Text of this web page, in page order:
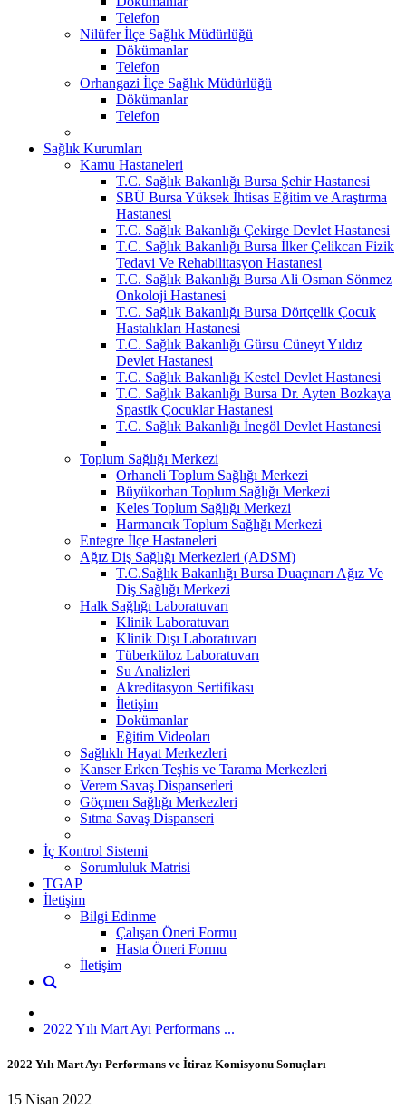
Telefon
Nilüfer İlçe Sağlık Müdürlüğü
Dökümanlar
Telefon
Orhangazi İlçe Sağlık Müdürlüğü
Dökümanlar
Telefon
Sağlık Kurumları
Kamu Hastaneleri
T.C. Sağlık Bakanlığı Bursa Şehir Hastanesi
SBÜ Bursa Yüksek İhtisas Eğitim ve Araştırma
Hastanesi
T.C. Sağlık Bakanlığı Çekirge Devlet Hastanesi
T.C. Sağlık Bakanlığı Bursa İlker Çelikcan Fizik
Tedavi Ve Rehabilitasyon Hastanesi
T.C. Sağlık Bakanlığı Bursa Ali Osman Sönmez
Onkoloji Hastanesi
T.C. Sağlık Bakanlığı Bursa Dörtçelik Çocuk
Hastalıkları Hastanesi
T.C. Sağlık Bakanlığı Gürsu Cüneyt Yıldız
Devlet Hastanesi
T.C. Sağlık Bakanlığı Kestel Devlet Hastanesi
T.C. Sağlık Bakanlığı Bursa Dr. Ayten Bozkaya
Spastik Çocuklar Hastanesi
T.C. Sağlık Bakanlığı İnegöl Devlet Hastanesi
Toplum Sağlığı Merkezi
Orhaneli Toplum Sağlığı Merkezi
Büyükorhan Toplum Sağlığı Merkezi
Keles Toplum Sağlığı Merkezi
Harmancık Toplum Sağlığı Merkezi
Entegre İlçe Hastaneleri
Ağız Diş Sağlığı Merkezleri (ADSM)
T.C.Sağlık Bakanlığı Bursa Duaçınarı Ağız Ve
Diş Sağlığı Merkezi
Halk Sağlığı Laboratuvarı
Klinik Laboratuvarı
Klinik Dışı Laboratuvarı
Tüberküloz Laboratuvarı
Su Analizleri
Akreditasyon Sertifikası
İletişim
Dokümanlar
Eğitim Videoları
Sağlıklı Hayat Merkezleri
Kanser Erken Teşhis ve Tarama Merkezleri
Verem Savaş Dispanserleri
Göçmen Sağlığı Merkezleri
Sıtma Savaş Dispanseri
İç Kontrol Sistemi
Sorumluluk Matrisi
TGAP
İletişim
Bilgi Edinme
Çalışan Öneri Formu
Hasta Öneri Formu
İletişim
2022 Yılı Mart Ayı Performans ...
2022 Yılı Mart Ayı Performans ve İtiraz Komisyonu Sonuçları
15 Nisan 2022